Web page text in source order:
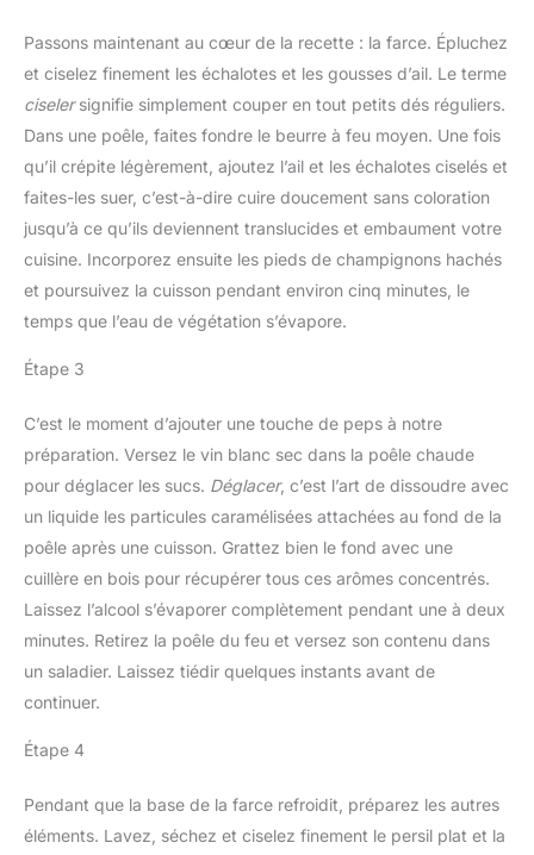
Passons maintenant au cœur de la recette : la farce. Épluchez
et ciselez finement les échalotes et les gousses d’ail. Le terme
ciselersignifie simplement couper en tout petits dés réguliers.
Dans une poêle, faites fondre le beurre à feu moyen. Une fois
qu’il crépite légèrement, ajoutez l’ail et les échalotes ciselés et
faites-les suer, c’est-à-dire cuire doucement sans coloration
jusqu’à ce qu’ils deviennent translucides et embaument votre
cuisine. Incorporez ensuite les pieds de champignons hachés
et poursuivez la cuisson pendant environ cinq minutes, le
temps que l’eau de végétation s’évapore.
Étape 3
C’est le moment d’ajouter une touche de peps à notre
préparation. Versez le vin blanc sec dans la poêle chaude
pour déglacer les sucs. Déglacer, c’est l’art de dissoudre avec
un liquide les particules caramélisées attachées au fond de la
poêle après une cuisson. Grattez bien le fond avec une
cuillère en bois pour récupérer tous ces arômes concentrés.
Laissez l’alcool s’évaporer complètement pendant une à deux
minutes. Retirez la poêle du feu et versez son contenu dans
un saladier. Laissez tiédir quelques instants avant de
continuer.
Étape 4
Pendant que la base de la farce refroidit, préparez les autres
éléments. Lavez, séchez et ciselez finement le persil plat et la